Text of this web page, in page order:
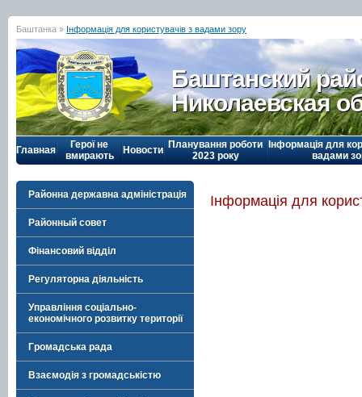
Баштанка » Інформація для користувачів з вадами зору
Баштанский
Николаевская
Главная
Герої не
вмирають
Новости Планування роботи
2023 року
Інформація для
вадами
Районна державна адміністрація
Районный совет
Фінансовий відділ
Регуляторна діяльність
Управління соціально-
економічного розвитку території
Громадська рада
Взаємодія з громадськістю
Інформація для